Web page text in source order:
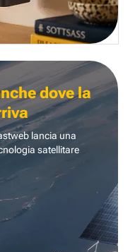
dove la
lancia una
satellitare